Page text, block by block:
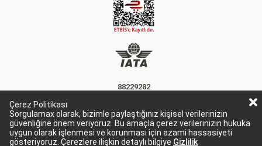
Çerez Politikası
Sorgulamax olarak, bizimle paylaştığınız kişisel verilerinizin
güvenliğine önem veriyoruz. Bu amaçla çerez verilerinizin hukuka
uygun olarak işlenmesi ve korunması için azami hassasiyeti
gösteriyoruz. Çerezlere ilişkin detaylı bilgiye Gizlilik
88229282
15863